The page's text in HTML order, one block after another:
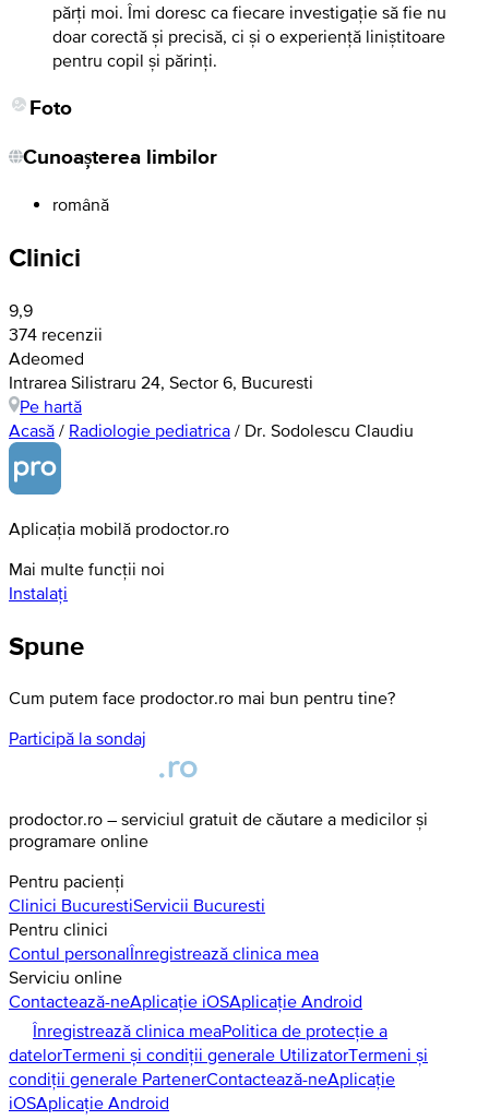
părți moi. Îmi doresc ca fiecare investigație să fie nu
doar corectă și precisă, ci și o experiență liniștitoare
pentru copil și părinți.
Foto
Cunoașterea limbilor
română
Clinici
9,9
374 recenzii
Adeomed
Intrarea Silistraru 24, Sector 6, Bucuresti
Pe hartă
Acasă / Radiologie pediatrica / Dr. Sodolescu Claudiu
Aplicația mobilă prodoctor.ro
Mai multe funcții noi
Instalați
Spune
Cum putem face prodoctor.ro mai bun pentru tine?
Participă la sondaj
prodoctor.ro – serviciul gratuit de căutare a medicilor și
programare online
Pentru pacienți
Clinici BucurestiServicii Bucuresti
Pentru clinici
Contul personalÎnregistrează clinica mea
Serviciu online
Contactează-neAplicație iOSAplicație Android
Înregistrează clinica meaPolitica de protecție a
datelorTermeni și condiții generale UtilizatorTermeni și
condiții generale PartenerContactează-neAplicație
iOSAplicație Android